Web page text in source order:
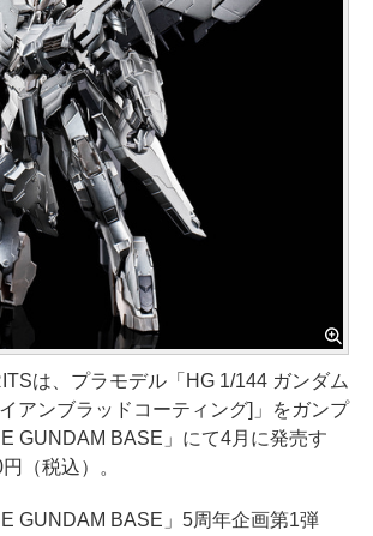
は、プラモデル「HG 1/144 ガンダム
アンブラッドコーティング]」をガンプ
GUNDAM BASE」にて4月に発売す
（税込）。
GUNDAM BASE」5周年企画第1弾